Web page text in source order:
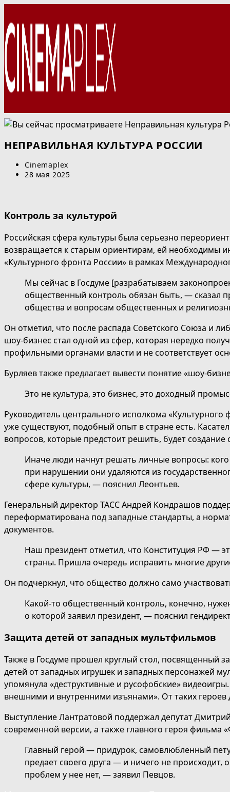
содержимому
НЕПРАВИЛЬНАЯ КУЛЬТУРА РОССИИ
Автор
записи:
Cinemaplex
Запись
28 мая 2025
Контроль за культурой
Российская сфера культуры была серьезно
возвращается к старым ориентирам, ей необходимы
«Культурного фронта России» в рамках
Мы сейчас в Госдуме [разрабатываем
общественный контроль обязан быть, — сказал
общества и вопросам общественных и
Он отметил, что после распада Советского Союза и
шоу-бизнес стал одной из сфер, которая нередко
профильными органами власти и не соответствует
Бурляев также предлагает вывести понятие «шоу-
Это не культура, это бизнес, это доходный
Руководитель центрального исполкома
уже существуют, подобный опыт в стране есть.
вопросов, которые предстоит решить, будет
Иначе люди начнут решать личные вопросы:
при нарушении они удаляются из
сфере культуры, — пояснил Леонтьев.
Генеральный директор ТАСС Андрей Кондрашов
переформатирована под западные стандарты, а
документов.
Наш президент отметил, что Конституция РФ —
страны. Пришла очередь исправить многие
Он подчеркнул, что общество должно само
Какой-то общественный контроль, конечно,
о которой заявил президент, — пояснил
Защита детей от западных мультфильмов
Также в Госдуме прошел круглый стол, посвященный
детей от западных игрушек и западных персонажей
упомянула «деструктивные и русофобские»
внешними и внутренними изъянами». От таких героев
Выступление Лантратовой поддержал депутат
современной версии, а также главного героя фильма
Главный герой — придурок, самовлюбленный
предает своего друга — и ничего не происходит,
проблем у нее нет, — заявил Певцов.